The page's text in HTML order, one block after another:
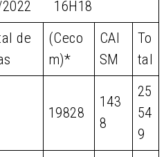
2022 16H18
de
(Ceco
m)*
CAI
SM
To
tal
19828
143
8
25
54
9